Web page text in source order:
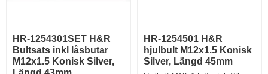
HR-1254301SET H&R
Bultsats inkl låsbutar
M12x1.5 Konisk Silver,
HR-1254501 H&R
hjulbult M12x1.5 Konisk
Silver, Längd 45mm